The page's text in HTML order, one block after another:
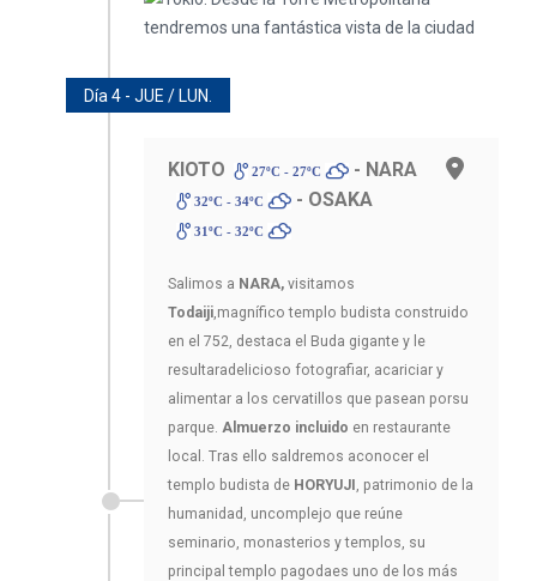
Día 4 - JUE / LUN.
KIOTO 27ºC - 27ºC - NARA
32ºC - 34ºC - OSAKA
31ºC - 32ºC
Salimos a NARA, visitamos
Todaiji ,magnífico templo budista construido
en el 752, destaca el Buda gigante y le
resultaradelicioso fotografiar, acariciar y
alimentar a los cervatillos que pasean porsu
parque. Almuerzo incluido en restaurante
local. Tras ello saldremos aconocer el
templo budista de HORYUJI , patrimonio de la
humanidad, uncomplejo que reúne
seminario, monasterios y templos, su
principal templo pagodaes uno de los más